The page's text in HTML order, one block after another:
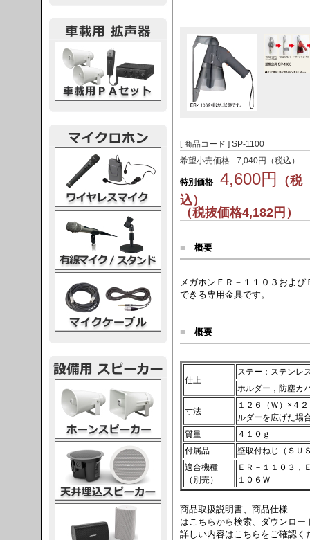
[ 商品コード ] SP-1100
希望小売価格
7,040円（税込）
特別価格 4,600円 （税
込）
（税抜価格4,182円）
■ 概要
メガホンＥＲ－１１０３およ
できる専用金具です。
■ 概要
仕上
ステー：ステンレ
ホルダー，防塵カ
寸法
１２６（Ｗ）×４
ルダーを広げた場
質量
４１０ｇ
付属品
壁取付ねじ（ＳＵ
適合機種
（別売）
ＥＲ－１１０３，
１０６Ｗ
商品取扱説明書、商品仕様
はこちらから検索、ダウンロー
詳しい内容はこちらをご確認く